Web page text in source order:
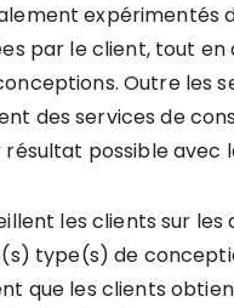
expérimentés
par le client, tout
Outre les
des services de
résultat possible avec
les clients sur
type(s) de
que les clients